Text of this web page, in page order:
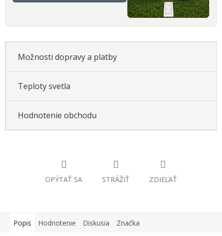
Možnosti dopravy a platby
Teploty svetla
Hodnotenie obchodu
OPÝTAŤ SA STRÁŽIŤ ZDIEĽAŤ
Popis Hodnotenie Diskusia Značka